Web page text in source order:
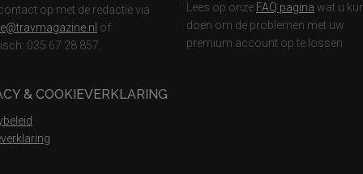
op met de redactie via
of
035 67 28 857.
& COOKIEVERKLARING
Lees op onze FAQ pagina wat u
doen om de problemen met uw
premium account op te lossen